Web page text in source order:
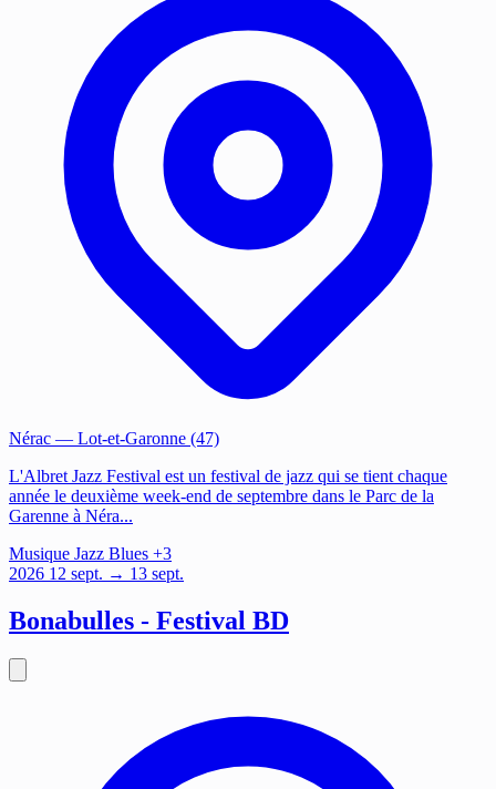
Nérac — Lot-et-Garonne (47)
L'Albret Jazz Festival est un festival de jazz qui se tient chaque
année le deuxième week-end de septembre dans le Parc de la
Garenne à Néra...
Musique Jazz Blues +3
2026 12 sept. → 13 sept.
Bonabulles - Festival BD